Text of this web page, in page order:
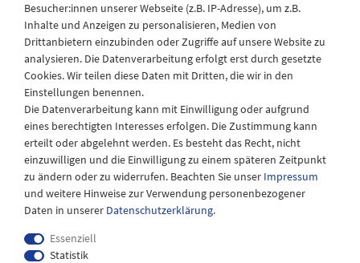
Laden Öffnungszeiten
Montag - Freitag
08:30 - 12:30 und 13.00 - 17.30 Uhr
Samstags
08:30 bis 12:30 Uhr
Besucher:innen unserer Webseite (z.B. IP-Adresse), um z.B.
Inhalte und Anzeigen zu personalisieren, Medien von
Drittanbietern einzubinden oder Zugriffe auf unsere Website zu
analysieren. Die Datenverarbeitung erfolgt erst durch gesetzte
Cookies. Wir teilen diese Daten mit Dritten, die wir in den
Einstellungen benennen.
Die Datenverarbeitung kann mit Einwilligung oder aufgrund
eines berechtigten Interesses erfolgen. Die Zustimmung kann
erteilt oder abgelehnt werden. Es besteht das Recht, nicht
einzuwilligen und die Einwilligung zu einem späteren Zeitpunkt
zu ändern oder zu widerrufen. Beachten Sie unser Impressum
und weitere Hinweise zur Verwendung personenbezogener
Daten in unserer Daten­schutz­erklärung.
Essenziell
Statistik